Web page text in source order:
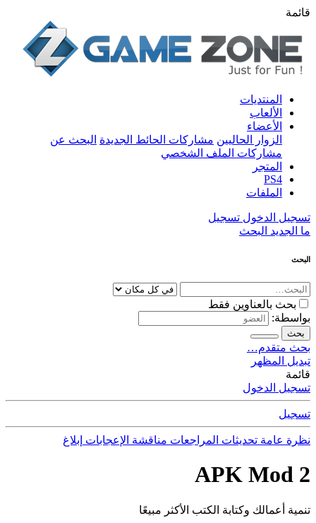
قائمة
المنتديات
الألعاب
الأعضاء
الزوار الحاليين مشاركات الحائط الجديدة البحث عن
مشاركات الملف الشخصي
المتجر
PS4
الملفات
تسجيل الدخول تسجيل
ما الجديد البحث
البحث
بحث بالعناوين فقط
بواسطة:
بحث
بحث متقدم…
تبديل المظهر
قائمة
تسجيل الدخول
تسجيل
نظرة عامة تحديثات المراجعات مناقشة الإعجابات إبلاغ
2 APK Mod
تنمية أعمالك وكتابة الكتب الأكثر مبيعًا